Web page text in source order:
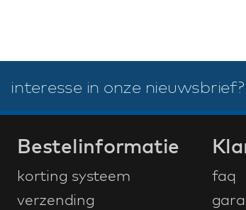
interesse in onze nieuwsbrief?
Bestelinformatie
korting systeem
verzending
faq